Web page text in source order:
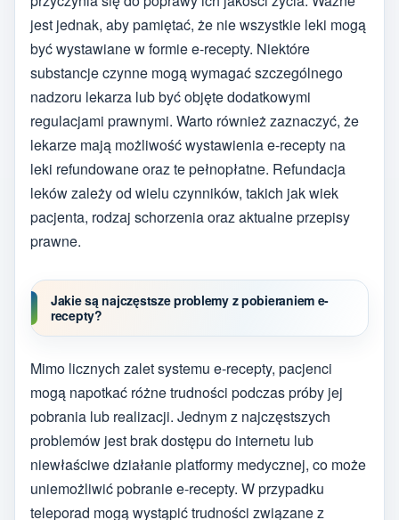
jest jednak, aby pamiętać, że nie wszystkie leki mogą
być wystawiane w formie e-recepty. Niektóre
substancje czynne mogą wymagać szczególnego
nadzoru lekarza lub być objęte dodatkowymi
regulacjami prawnymi. Warto również zaznaczyć, że
lekarze mają możliwość wystawienia e-recepty na
leki refundowane oraz te pełnopłatne. Refundacja
leków zależy od wielu czynników, takich jak wiek
pacjenta, rodzaj schorzenia oraz aktualne przepisy
prawne.
Jakie są najczęstsze problemy z pobieraniem e-
recepty?
Mimo licznych zalet systemu e-recepty, pacjenci
mogą napotkać różne trudności podczas próby jej
pobrania lub realizacji. Jednym z najczęstszych
problemów jest brak dostępu do internetu lub
niewłaściwe działanie platformy medycznej, co może
uniemożliwić pobranie e-recepty. W przypadku
teleporad mogą wystąpić trudności związane z